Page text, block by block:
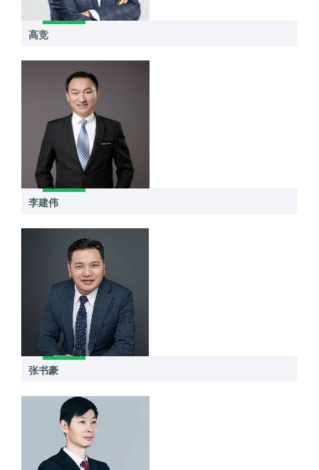
高竞
李建伟
张书豪